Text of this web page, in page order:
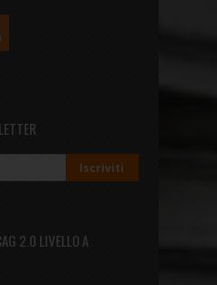
2.0 LIVELLO A